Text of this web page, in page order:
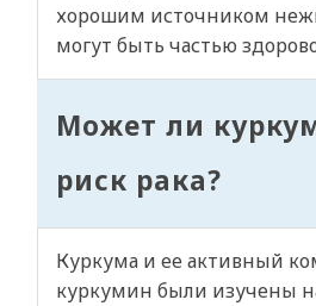
хорошим источником
могут быть частью
Может ли
риск рака?
Куркума и ее активный
куркумин были изучены